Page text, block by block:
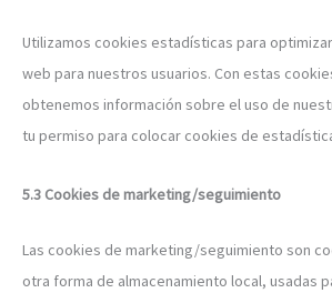
Utilizamos cookies estadísticas para
web para nuestros usuarios. Con estas
obtenemos información sobre el uso de
tu permiso para colocar cookies de
5.3 Cookies de marketing/seguimiento
Las cookies de marketing/seguimiento son
otra forma de almacenamiento local, usadas